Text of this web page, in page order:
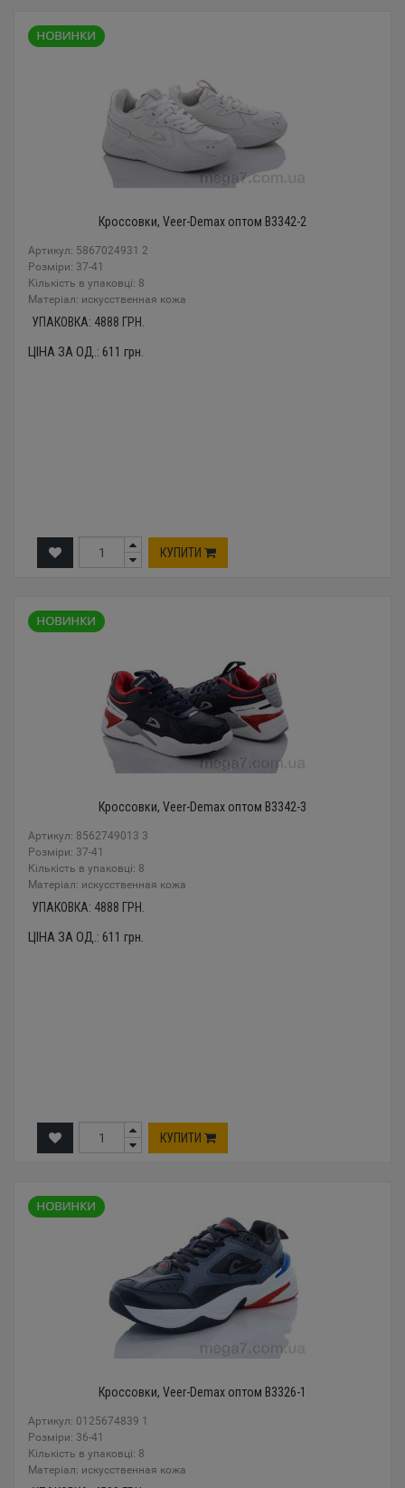
Кроссовки, Veer-Demax оптом B3342-2
Артикул: 5867024931 2
Розміри: 37-41
Кількість в упаковці: 8
Mатеріал: искусственная кожа
УПАКОВКА: 4888 ГРН.
ЦІНА ЗА ОД.: 611 грн.
КУПИТИ
Кроссовки, Veer-Demax оптом B3342-3
Артикул: 8562749013 3
Розміри: 37-41
Кількість в упаковці: 8
Mатеріал: искусственная кожа
УПАКОВКА: 4888 ГРН.
ЦІНА ЗА ОД.: 611 грн.
КУПИТИ
Кроссовки, Veer-Demax оптом B3326-1
Артикул: 0125674839 1
Розміри: 36-41
Кількість в упаковці: 8
Mатеріал: искусственная кожа